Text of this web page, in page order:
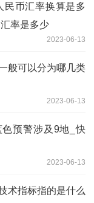
民币汇率换算是多
率是多少
2023-06-13
般可以分为哪几类
2023-06-13
色预警涉及9地_快
2023-06-13
术指标指的是什么